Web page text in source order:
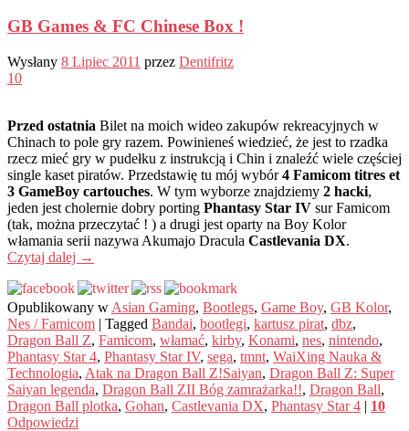
GB Games & FC Chinese Box !
Wysłany 8 Lipiec 2011 przez Dentifritz
10
Przed ostatnia Bilet na moich wideo zakupów rekreacyjnych w
Chinach to pole gry razem. Powinieneś wiedzieć, że jest to rzadka
rzecz mieć gry w pudełku z instrukcją i Chin i znaleźć wiele częściej
single kaset piratów. Przedstawię tu mój wybór4 Famicom titres et
3 GameBoy cartouches. W tym wyborze znajdziemy 2 hacki,
jeden jest cholernie dobry porting Phantasy Star IV sur Famicom
(tak, można przeczytać ! ) a drugi jest oparty na Boy Kolor
włamania serii nazywa Akumajo Dracula Castlevania DX.
Czytaj dalej →
Opublikowany w Asian Gaming, Bootlegs, Game Boy, GB Kolor,
Nes / Famicom | Tagged Bandai, bootlegi, kartusz pirat, dbz,
Dragon Ball Z, Famicom, włamać, kirby, Konami, nes, nintendo,
Phantasy Star 4, Phantasy Star IV, sega, tmnt, WaiXing Nauka &
Technologia, Atak na Dragon Ball Z!Saiyan, Dragon Ball Z: Super
Saiyan legenda, Dragon Ball ZII Bóg zamrażarka!!, Dragon Ball,
Dragon Ball plotka, Gohan, Castlevania DX, Phantasy Star 4 | 10
Odpowiedzi